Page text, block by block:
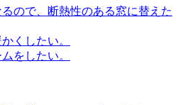
ので、断熱性のある窓に替えた
くしたい。
をしたい。